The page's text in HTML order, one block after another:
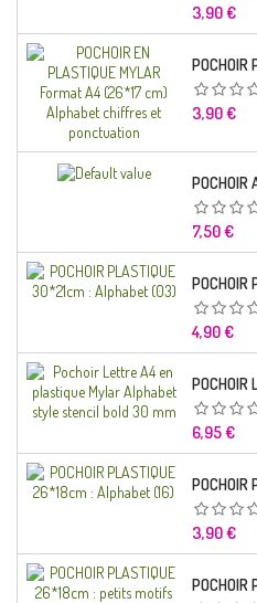
Prix
3,90 €
Prix
3,90 €
Prix
7,50 €
Prix
4,90 €
Prix
6,95 €
Prix
3,90 €